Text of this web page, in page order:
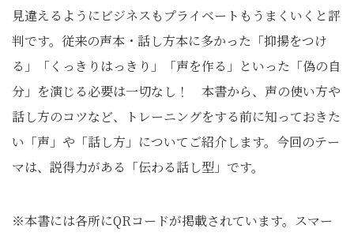
見違えるようにビジネスもプライベートもうまくいくと評
判です。従来の声本・話し方本に多かった「抑揚をつけ
る」「くっきりはっきり」「声を作る」といった「偽の自
分」を演じる必要は一切なし！ 本書から、声の使い方や
話し方のコツなど、トレーニングをする前に知っておきた
い「声」や「話し方」についてご紹介します。今回のテー
マは、説得力がある「伝わる話し型」です。
※本書には各所にQRコードが掲載されています。スマー